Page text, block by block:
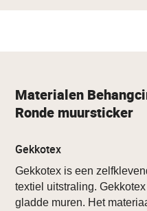
Materialen
Ronde muursticker
Gekkotex
Gekkotex is een
textiel uitstraling.
gladde muren. Het